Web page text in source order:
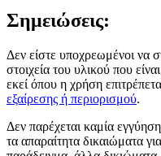
Σημειώσεις:
Δεν είστε υποχρεωμένοι να
στοιχεία του υλικού που
εκεί όπου η χρήση
εξαίρεσης ή περιορισμού.
Δεν παρέχεται καμία
τα απαραίτητα δικαιώματα